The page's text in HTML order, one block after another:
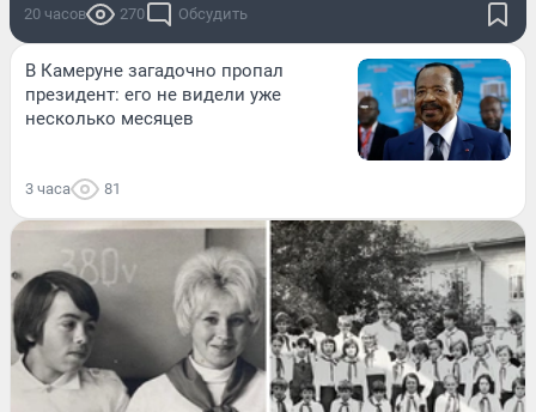
20 часов 270 Обсудить
В Камеруне загадочно пропал
президент: его не видели уже
несколько месяцев
3 часа 81